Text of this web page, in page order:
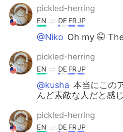
pickled-herring
EN DE FRJP
@Niko Oh my 🤭
pickled-herring
EN DE FRJP
@kusha 本当にこの
んど素敵な人だと感じ
pickled-herring
EN DE FRJP